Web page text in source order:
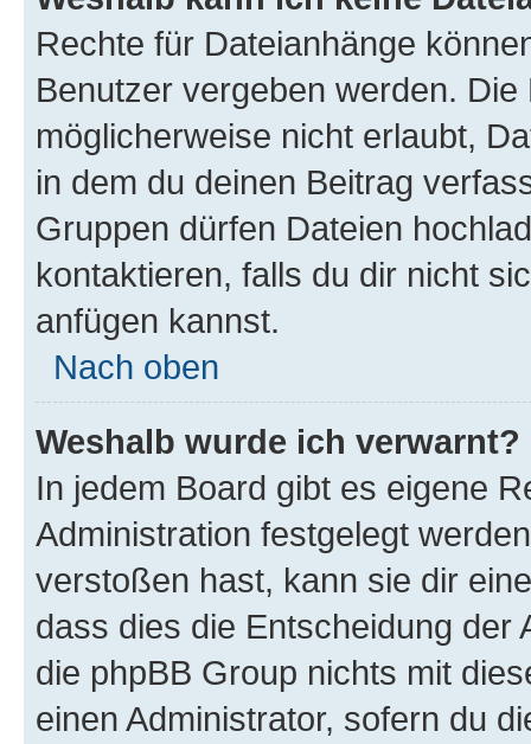
Rechte für Dateianhänge
Benutzer vergeben werden.
möglicherweise nicht erlaubt,
in dem du deinen Beitrag
Gruppen dürfen Dateien
kontaktieren, falls du dir nicht
anfügen kannst.
Nach oben
Weshalb wurde ich verwarnt?
In jedem Board gibt es eigene
Administration festgelegt
verstoßen hast, kann sie dir
dass dies die Entscheidung der
die phpBB Group nichts mit
einen Administrator, sofern du